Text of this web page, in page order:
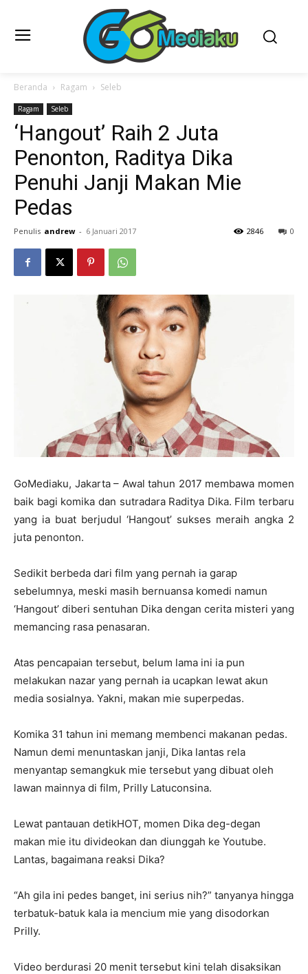
Beranda Ragam Seleb
Ragam Seleb
‘Hangout’ Raih 2 Juta
Penonton, Raditya Dika
Penuhi Janji Makan Mie
Pedas
Penulis andrew - 6 Januari 2017 0
2846
GoMediaku, Jakarta – Awal tahun 2017 membawa momen
baik bagi komika dan sutradara Raditya Dika. Film terbaru
yang ia buat berjudul ‘Hangout’ sukses meraih angka 2
juta penonton.
Sedikit berbeda dari film yang pernah ia garap
sebelumnya, meski masih bernuansa komedi namun
‘Hangout’ diberi sentuhan Dika dengan cerita misteri yang
memancing rasa penasaran.
Atas pencapaian tersebut, belum lama ini ia pun
melakukan nazar yang pernah ia ucapkan lewat akun
media sosialnya. Yakni, makan mie superpedas.
Komika 31 tahun ini memang membenci makanan pedas.
Namun demi menuntaskan janji, Dika lantas rela
menyantap semangkuk mie tersebut yang dibuat oleh
lawan mainnya di film, Prilly Latuconsina.
Lewat pantauan detikHOT, momen Dika deg-degan
makan mie itu divideokan dan diunggah ke Youtube.
Lantas, bagaimana reaksi Dika?
“Ah gila ini pedes banget, ini serius nih?” tanyanya hingga
terbatuk-batuk kala ia mencium mie yang disodorkan
Prilly.
Video berdurasi 20 menit tersebut kini telah disaksikan